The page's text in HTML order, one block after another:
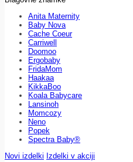
Anita Maternity
Baby Nova
Cache Coeur
Carriwell
Doomoo
Ergobaby
FridaMom
Haakaa
KikkaBoo
Koala Babycare
Lansinoh
Momcozy
Neno
Popek
Spectra Baby®
Novi izdelki Izdelki v akciji